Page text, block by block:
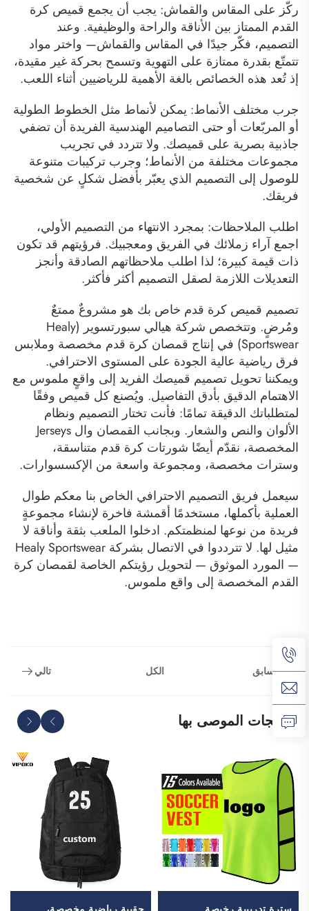
ركّز على المقاس والقماش: يجب أن يجمع قميص كرة
القدم الممتاز بين الأناقة والراحة والوظيفية. وعند
التصميم، فكّر جيدًا في المقاس والقماش— واختر مواد
تتمتّع بقدرة ممتازة على التهوية وتسمح بحركة غير مقيدة،
إذ تُعد هذه الخصائص بالغة الأهمية للرياضيين أثناء اللعب.
جرب مختلف الأنماط: يمكن لأنماط مثل الخطوط الطولية
أو المربّعات أو حتى التصاميم الهندسية الفريدة أن تضفي
جاذبية بصرية على قميصك. ولا تتردد في تجريب
مجموعات مختلفة من الأنماط؛ وجرب تركيبات متنوعة
للوصول إلى التصميم الذي يعبّر بأفضل شكلٍ عن شخصية
فريقك.
اطلب الملاحظات: بمجرد الانتهاء من التصميم الأولي،
اجمع آراء زملائك في الفريق ومعجبيك. فرؤيتهم قد تكون
ذات قيمة كبيرة؛ لذا اطلب ملاحظاتهم الصادقة وأنجز
التعديلات اللازمة لصقل التصميم أكثر فأكثر.
تصميم قميص كرة قدم خاص بك هو مشروعٌ ممتعٌ
ومُرضٍ. وتتخصص شركة هيالي سبورتسوير (Healy
Sportswear) في إنتاج قمصان كرة قدم مخصصة وملابس
فرق رياضية عالية الجودة على المستوى الاحترافي.
ويمكننا تحويل تصميم قميصك الفريد إلى واقعٍ ملموس مع
الاهتمام الدقيق بأدق التفاصيل. ويُصنع كل قميص وفقًا
لمتطلباتك الدقيقة تمامًا: فأنت تختار التصميم ونظام
الألوان والنص والشعار. وبجانب القمصان وال Jerseys
المخصصة، نقدّم أيضًا شورتات كرة قدم متناسقة،
وسترات مخصصة، ومجموعة واسعة من الإكسسوارات.
سيعمل فريق التصميم الاحترافي الخاص بنا معكم طوال
العملية بأكملها، مستخدمًا أقمشة فاخرة لإنشاء مجموعةٍ
فريدة من نوعها لمنظمتكم. ادخلوا الملعب بثقة وأناقة لا
مثيل لها. لا تترددوا في الاتصال بشركة Healy Sportswear
— المورد الموثوق — لتحويل رؤيتكم الخاصة لقمصان كرة
القدم المخصصة إلى واقع ملموس.
سابق الكل تالي
المنتجات الموصى بها